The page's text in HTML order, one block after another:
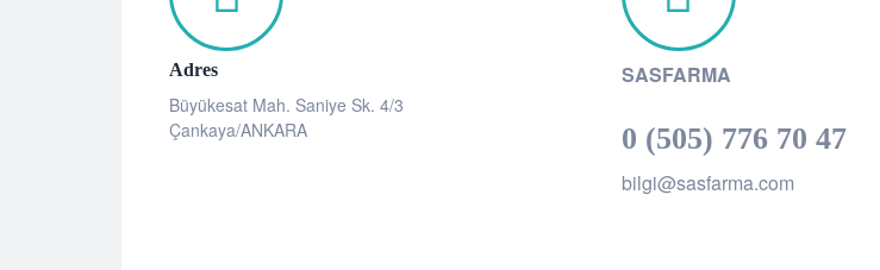
Adres
Büyükesat Mah. Saniye Sk. 4/3
Çankaya/ANKARA
SASFARMA
0 (505) 776 70 47
bilgi@sasfarma.com